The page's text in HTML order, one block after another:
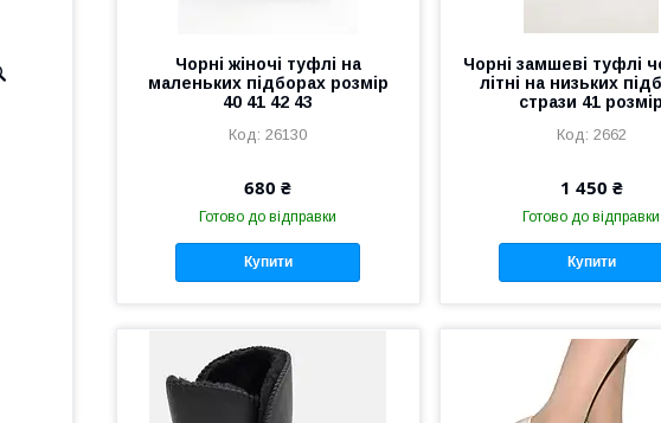
Чорні жіночі туфлі на
маленьких підборах розмір
40 41 42 43
26130
680 ₴
Готово до відправки
Купити
Чорні замшеві туфлі
літні на низьких
стрази 41 розмір
2662
1 450 ₴
Готово до відправки
Купити